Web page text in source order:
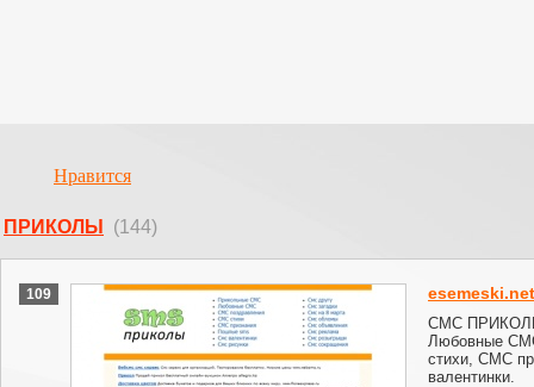
Нравится
ПРИКОЛЫ (144)
109 esemeski.net
СМС
Любовные
стихи, СМС
валентинки.